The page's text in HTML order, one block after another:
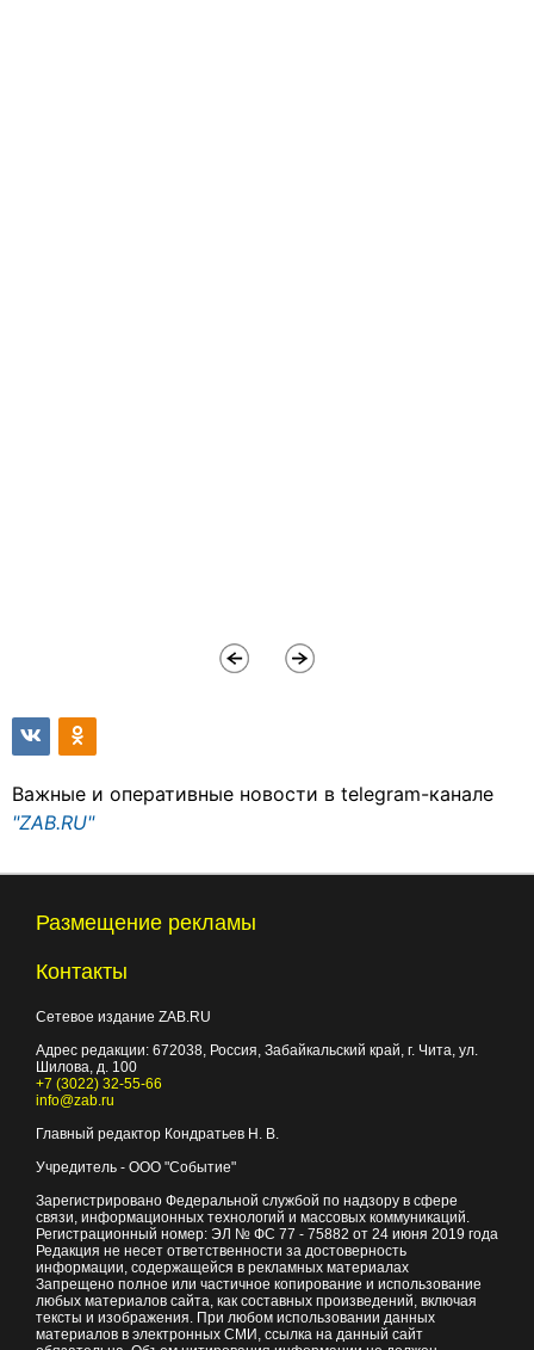
Важные и оперативные новости в telegram-канале
"ZAB.RU"
Размещение рекламы
Контакты
Сетевое издание ZAB.RU
Адрес редакции: 672038, Россия, Забайкальский край, г. Чита, ул.
Шилова, д. 100
+7 (3022) 32-55-66
info@zab.ru
Главный редактор Кондратьев Н. В.
Учредитель - ООО "Событие"
Зарегистрировано Федеральной службой по надзору в сфере
связи, информационных технологий и массовых коммуникаций.
Регистрационный номер: ЭЛ № ФС 77 - 75882 от 24 июня 2019 года
Редакция не несет ответственности за достоверность
информации, содержащейся в рекламных материалах
Запрещено полное или частичное копирование и использование
любых материалов сайта, как составных произведений, включая
тексты и изображения. При любом использовании данных
материалов в электронных СМИ, ссылка на данный сайт